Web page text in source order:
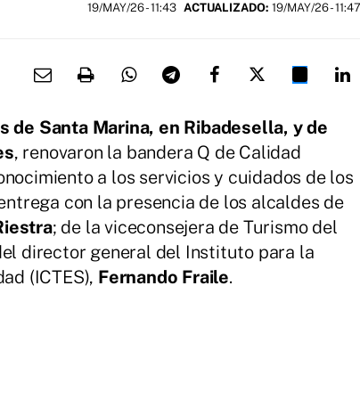
19/MAY/26- 11:43 ACTUALIZADO: 19/MAY/26 - 11:47
de Santa Marina, en Ribadesella, y de
, renovaron la bandera Q de Calidad
a los servicios y cuidados de los
con la presencia de los alcaldes de
; de la viceconsejera de Turismo del
director general del Instituto para la
(ICTES), Fernando Fraile.